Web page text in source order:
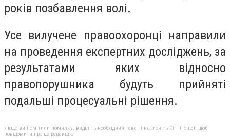
років позбавлення волі.
Усе вилучене правоохоронці направили
на проведення експертних досліджень, за
результатами яких відносно
правопорушника будуть прийняті
подальші процесуальні рішення.
Якщо ви помітили помилку, виділіть необхідний текст і натисніть Ctrl + Enter, щоб
повідомити про це редакцію